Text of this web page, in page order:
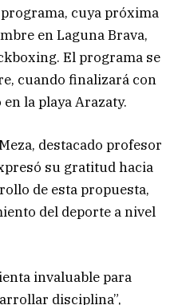
cuya próxima
en Laguna Brava,
El programa se
cuando finalizará con
la playa Arazaty.
destacado profesor
su gratitud hacia
de esta propuesta,
del deporte a nivel
invaluable para
disciplina”,